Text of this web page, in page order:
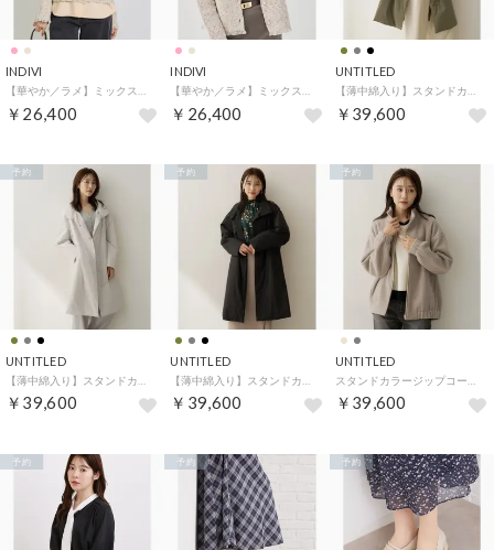
INDIVI
￥26,400
INDIVI
￥26,400
UNTITLED
￥39,600
UNTITLED
￥39,600
予約
UNTITLED
￥39,600
予約
UNTITLED
￥39,600
予約
予約 予約 予約